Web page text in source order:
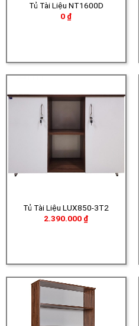
Tủ Tài Liệu NT1600D
0 ₫
Tủ Tài Liệu LUX850-3T2
2.390.000 ₫